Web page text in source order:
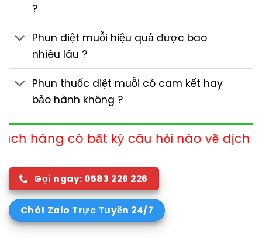
?
Phun diệt muỗi hiệu quả được bao
nhiêu lâu ?
Phun thuốc diệt muỗi có cam kết hay
bảo hành không ?
kỳ câu hỏi nào về dịch vụ xin vui
Gọi ngay: 0583 226 226
Chát Zalo Trực Tuyến 24/7